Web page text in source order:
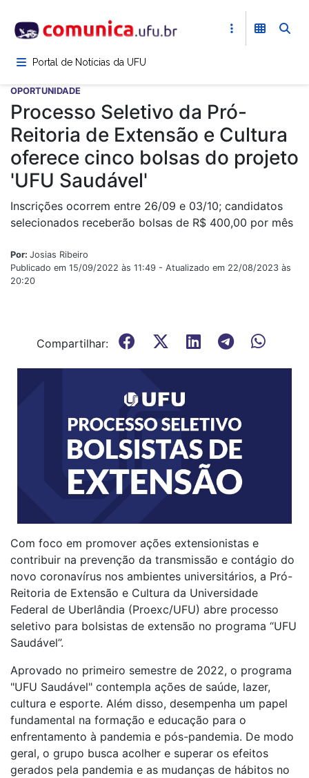
para
conteúdoPortal de Notícias da UFU
OPORTUNIDADE
Processo Seletivo da Pró-
Reitoria de Extensão e Cultura
oferece cinco bolsas do projeto
'UFU Saudável'
Inscrições ocorrem entre 26/09 e 03/10; candidatos
selecionados receberão bolsas de R$ 400,00 por mês
Por: Josias Ribeiro
Publicado em 15/09/2022 às 11:49 - Atualizado em 22/08/2023 às
20:20
Compartilhar:
Com foco em promover ações extensionistas e
contribuir na prevenção da transmissão e contágio do
novo coronavírus nos ambientes universitários, a Pró-
Reitoria de Extensão e Cultura da Universidade
Federal de Uberlândia (Proexc/UFU) abre processo
seletivo para bolsistas de extensão no programa “UFU
Saudável”.
Aprovado no primeiro semestre de 2022, o programa
"UFU Saudável" contempla ações de saúde, lazer,
cultura e esporte. Além disso, desempenha um papel
fundamental na formação e educação para o
enfrentamento à pandemia e pós-pandemia. De modo
geral, o grupo busca acolher e superar os efeitos
gerados pela pandemia e as mudanças de hábitos no